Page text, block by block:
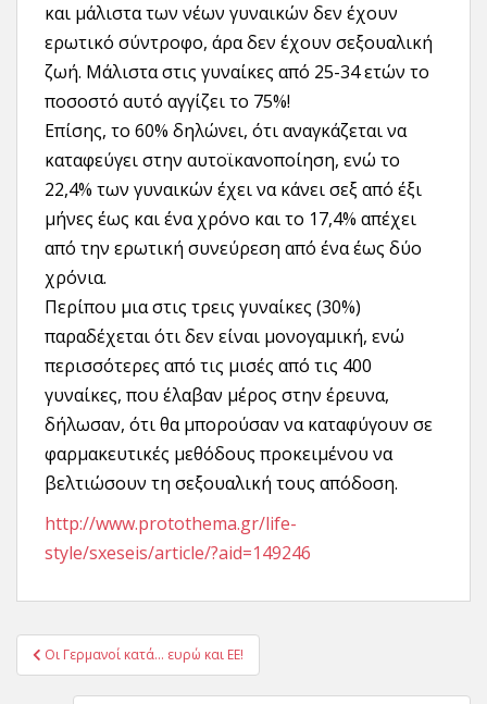
και μάλιστα των νέων γυναικών δεν έχουν
ερωτικό σύντροφο, άρα δεν έχουν σεξουαλική
ζωή. Μάλιστα στις γυναίκες από 25-34 ετών το
ποσοστό αυτό αγγίζει το 75%!
Επίσης, το 60% δηλώνει, ότι αναγκάζεται να
καταφεύγει στην αυτοϊκανοποίηση, ενώ το
22,4% των γυναικών έχει να κάνει σεξ από έξι
μήνες έως και ένα χρόνο και το 17,4% απέχει
από την ερωτική συνεύρεση από ένα έως δύο
χρόνια.
Περίπου μια στις τρεις γυναίκες (30%)
παραδέχεται ότι δεν είναι μονογαμική, ενώ
περισσότερες από τις μισές από τις 400
γυναίκες, που έλαβαν μέρος στην έρευνα,
δήλωσαν, ότι θα μπορούσαν να καταφύγουν σε
φαρμακευτικές μεθόδους προκειμένου να
βελτιώσουν τη σεξουαλική τους απόδοση.
http://www.protothema.gr/life-
style/sxeseis/article/?aid=149246
Πλοήγηση
άρθρων
Οι Γερμανοί κατά… ευρώ και ΕΕ!